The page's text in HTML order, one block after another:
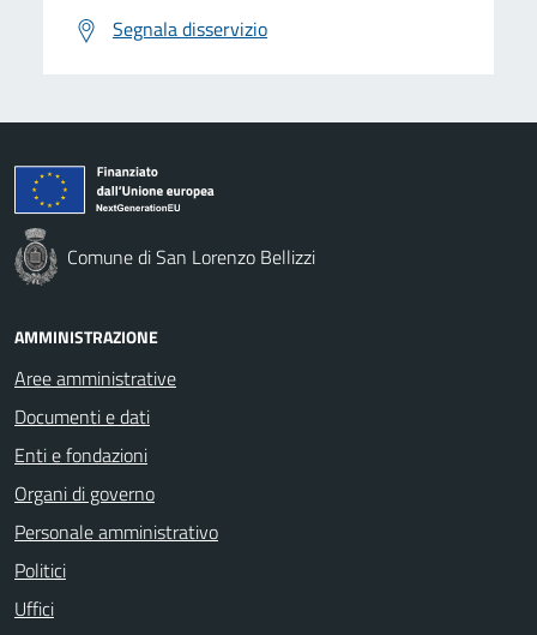
Segnala disservizio
Comune di San Lorenzo Bellizzi
AMMINISTRAZIONE
Aree amministrative
Documenti e dati
Enti e fondazioni
Organi di governo
Personale amministrativo
Politici
Uffici